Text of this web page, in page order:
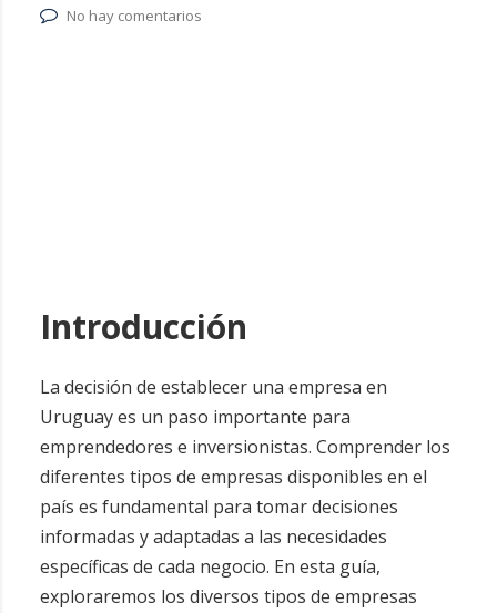
No hay comentarios
Introducción
La decisión de establecer una empresa en
Uruguay es un paso importante para
emprendedores e inversionistas. Comprender los
diferentes tipos de empresas disponibles en el
país es fundamental para tomar decisiones
informadas y adaptadas a las necesidades
específicas de cada negocio. En esta guía,
exploraremos los diversos tipos de empresas